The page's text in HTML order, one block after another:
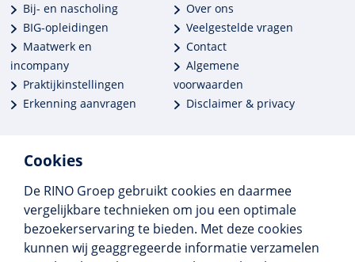
Cookies
De RINO Groep gebruikt cookies en daarmee
vergelijkbare technieken om jou een optimale
bezoekerservaring te bieden. Met deze cookies
kunnen wij geaggregeerde informatie verzamelen
Bij- en nascholing
BIG-opleidingen
Maatwerk en
incompany
Praktijkinstellingen
Erkenning aanvragen
Over ons
Veelgestelde vragen
Contact
Algemene
voorwaarden
Disclaimer & privacy
Meer dan 250 opleidingen
Alle BIG-opleidingen in huis
Cedeo-erkend en CRKBO-geregistreerd
Gemiddelde beoordeling 8,4